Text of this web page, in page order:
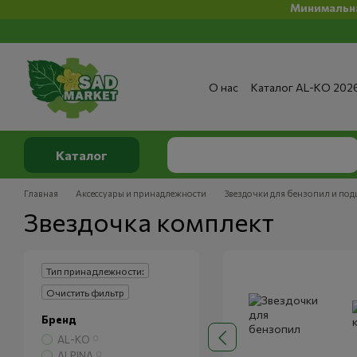
Минимальная
О нас Каталог AL-KO
Публичный договор
Каталог
Главная Аксессуары и принадлежности Звездочки для бензопил и
Звездочка комплект
Тип принадлежности:
Очистить фильтр
Бренд
AL-KO